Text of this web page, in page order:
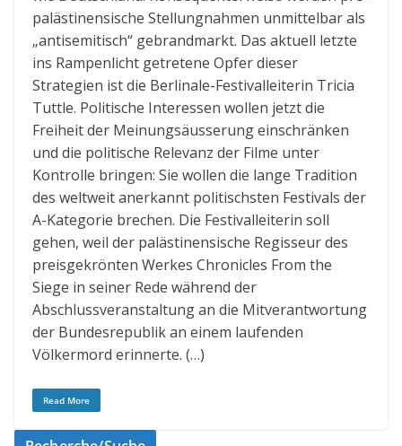
palästinensische Stellungnahmen unmittelbar als
„antisemitisch“ gebrandmarkt. Das aktuell letzte
ins Rampenlicht getretene Opfer dieser
Strategien ist die Berlinale-Festivalleiterin Tricia
Tuttle. Politische Interessen wollen jetzt die
Freiheit der Meinungsäusserung einschränken
und die politische Relevanz der Filme unter
Kontrolle bringen: Sie wollen die lange Tradition
des weltweit anerkannt politischsten Festivals der
A-Kategorie brechen. Die Festivalleiterin soll
gehen, weil der palästinensische Regisseur des
preisgekrönten Werkes Chronicles From the
Siege in seiner Rede während der
Abschlussveranstaltung an die Mitverantwortung
der Bundesrepublik an einem laufenden
Völkermord erinnerte. (…)
Read More